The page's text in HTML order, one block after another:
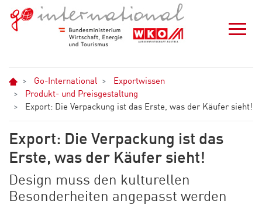
Zum Hauptinhalt springen
Zur Navigation springen
Zum Footer springen
Home Go-International
Exportwissen
Produkt- und Preisgestaltung
Export: Die Verpackung ist das Erste, was der Käufer sieht!
Export: Die Verpackung ist das
Erste, was der Käufer sieht!
Design muss den kulturellen
Besonderheiten angepasst werden